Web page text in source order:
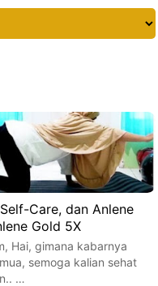
Care, dan Anlene
Gold 5X
Hai, gimana kabarnya
semoga kalian sehat
…